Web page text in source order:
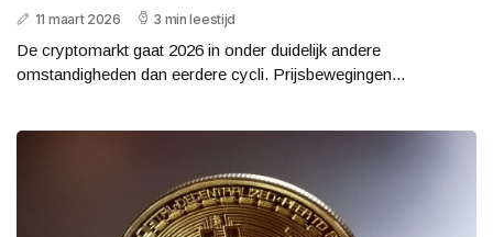
11 maart 2026 3 min leestijd
De cryptomarkt gaat 2026 in onder duidelijk andere
omstandigheden dan eerdere cycli. Prijsbewegingen...